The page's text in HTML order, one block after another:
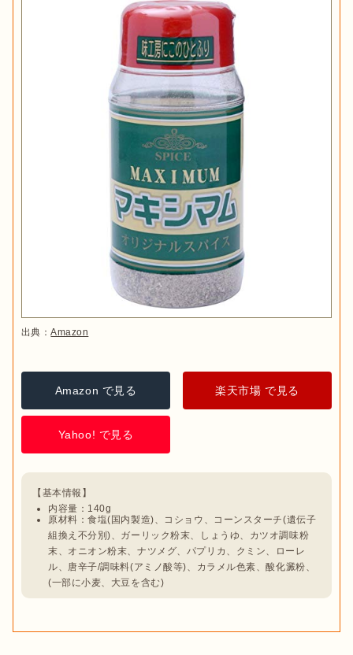
出典：Amazon
Amazon で見る 楽天市場 で見る
Yahoo! で見る
内容量：140g
原材料：食塩(国内製造)、コショウ、コーンスターチ(遺伝子
組換え不分別)、ガーリック粉末、しょうゆ、カツオ調味粉
末、オニオン粉末、ナツメグ、パプリカ、クミン、ローレ
ル、唐辛子/調味料(アミノ酸等)、カラメル色素、酸化澱粉、
(一部に小麦、大豆を含む)